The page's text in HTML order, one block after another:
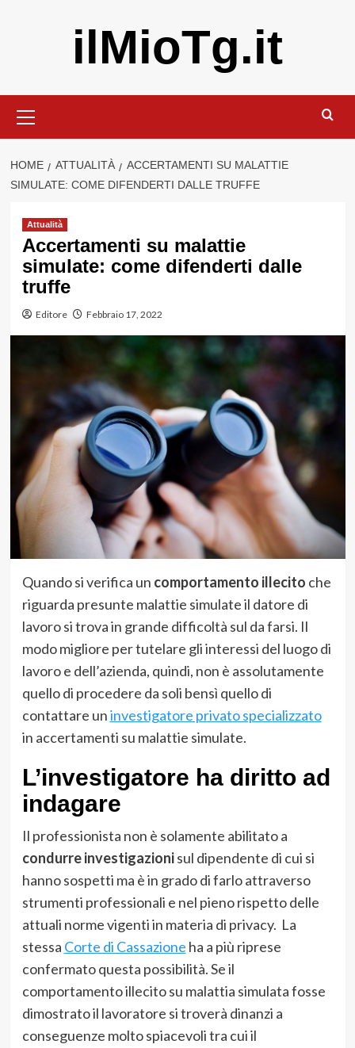
ilMioTg.it
principale
HOME ATTUALITÀ
ACCERTAMENTI SU MALATTIE
SIMULATE: COME DIFENDERTI DALLE TRUFFE
Attualità
Accertamenti su malattie
simulate: come difenderti dalle
truffe
Editore Febbraio 17, 2022
Quando si verifica un comportamento illecito che
riguarda presunte malattie simulate il datore di
lavoro si trova in grande difficoltà sul da farsi. Il
modo migliore per tutelare gli interessi del luogo di
lavoro e dell’azienda, quindi, non è assolutamente
quello di procedere da soli bensì quello di
contattare uninvestigatore privato specializzato
in accertamenti su malattie simulate.
L’investigatore ha diritto ad
indagare
Il professionista non è solamente abilitato a
condurre investigazionisul dipendente di cui si
hanno sospetti ma è in grado di farlo attraverso
strumenti professionali e nel pieno rispetto delle
attuali norme vigenti in materia di privacy. La
stessa Corte di Cassazione ha a più riprese
confermato questa possibilità. Se il
comportamento illecito su malattia simulata fosse
dimostrato il lavoratore si troverà dinanzi a
conseguenze molto spiacevoli tra cui il